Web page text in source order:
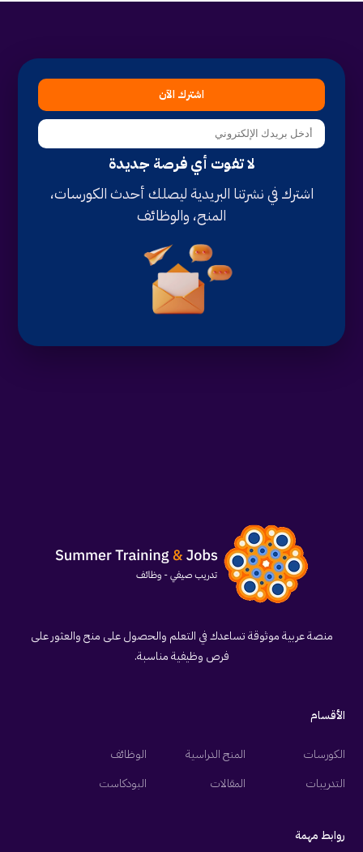
اشترك الآن
لا تفوت أي فرصة جديدة
اشترك في نشرتنا البريدية ليصلك أحدث الكورسات،
المنح، والوظائف
منصة عربية موثوقة تساعدك في التعلم والحصول على منح والعثور على
فرص وظيفية مناسبة.
الأقسام
الكورسات المنح الدراسية
الوظائف
التدريبات
المقالات البودكاست
روابط مهمة